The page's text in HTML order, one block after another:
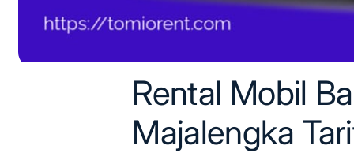
Rental Mobil
Majalengka